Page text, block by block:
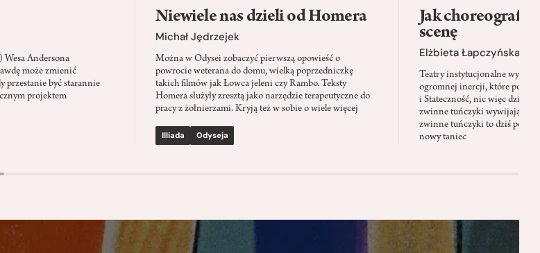
Andersona
może zmienić
przestanie być starannie
projektem
Niewiele nas dzieli od Homera
Michał Jędrzejek
Można w Odysei zobaczyć pierwszą opowieść o
powrocie weterana do domu, wielką poprzedniczkę
takich filmów jak Łowca jeleni czy Rambo. Teksty
Homera służyły zresztą jako narzędzie terapeutyczne do
pracy z żołnierzami. Kryją też w sobie o wiele więcej
Illiada Odyseja
Jak
scenę
Elżbieta Łapczyńska
Teatry instytucjonalne
ogromnej inercji, które ponad
i Stateczność, nic więc
zwinne tuńczyki wywijają
zwinne tuńczyki to dziś
nowy taniec